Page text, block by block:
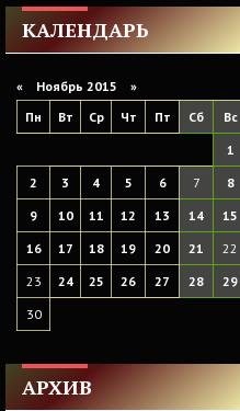
КАЛЕНДАРЬ
« Ноябрь 2015 »
Пн
Вт Ср Чт Пт Сб
Вс
1
2
3 4 5 6 7
8
9
10 11 12 13 14
15
16
17 18 19 20 21
22
23
24 25 26 27 28
29
30
АРХИВ